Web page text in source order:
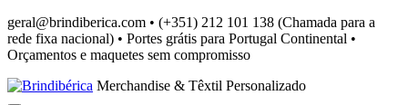
geral@brindiberica.com • (+351) 212 101 138 (Chamada para a
rede fixa nacional) • Portes grátis para Portugal Continental •
Orçamentos e maquetes sem compromisso
Merchandise & Têxtil Personalizado